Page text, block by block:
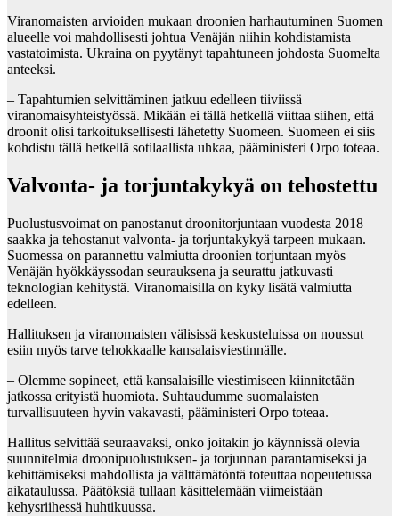
Viranomaisten arvioiden mukaan droonien harhautuminen Suomen
alueelle voi mahdollisesti johtua Venäjän niihin kohdistamista
vastatoimista. Ukraina on pyytänyt tapahtuneen johdosta Suomelta
anteeksi.
– Tapahtumien selvittäminen jatkuu edelleen tiiviissä
viranomaisyhteistyössä. Mikään ei tällä hetkellä viittaa siihen, että
droonit olisi tarkoituksellisesti lähetetty Suomeen. Suomeen ei siis
kohdistu tällä hetkellä sotilaallista uhkaa, pääministeri Orpo toteaa.
Valvonta- ja torjuntakykyä on tehostettu
Puolustusvoimat on panostanut droonitorjuntaan vuodesta 2018
saakka ja tehostanut valvonta- ja torjuntakykyä tarpeen mukaan.
Suomessa on parannettu valmiutta droonien torjuntaan myös
Venäjän hyökkäyssodan seurauksena ja seurattu jatkuvasti
teknologian kehitystä. Viranomaisilla on kyky lisätä valmiutta
edelleen.
Hallituksen ja viranomaisten välisissä keskusteluissa on noussut
esiin myös tarve tehokkaalle kansalaisviestinnälle.
– Olemme sopineet, että kansalaisille viestimiseen kiinnitetään
jatkossa erityistä huomiota. Suhtaudumme suomalaisten
turvallisuuteen hyvin vakavasti, pääministeri Orpo toteaa.
Hallitus selvittää seuraavaksi, onko joitakin jo käynnissä olevia
suunnitelmia droonipuolustuksen- ja torjunnan parantamiseksi ja
kehittämiseksi mahdollista ja välttämätöntä toteuttaa nopeutetussa
aikataulussa. Päätöksiä tullaan käsittelemään viimeistään
kehysriihessä huhtikuussa.